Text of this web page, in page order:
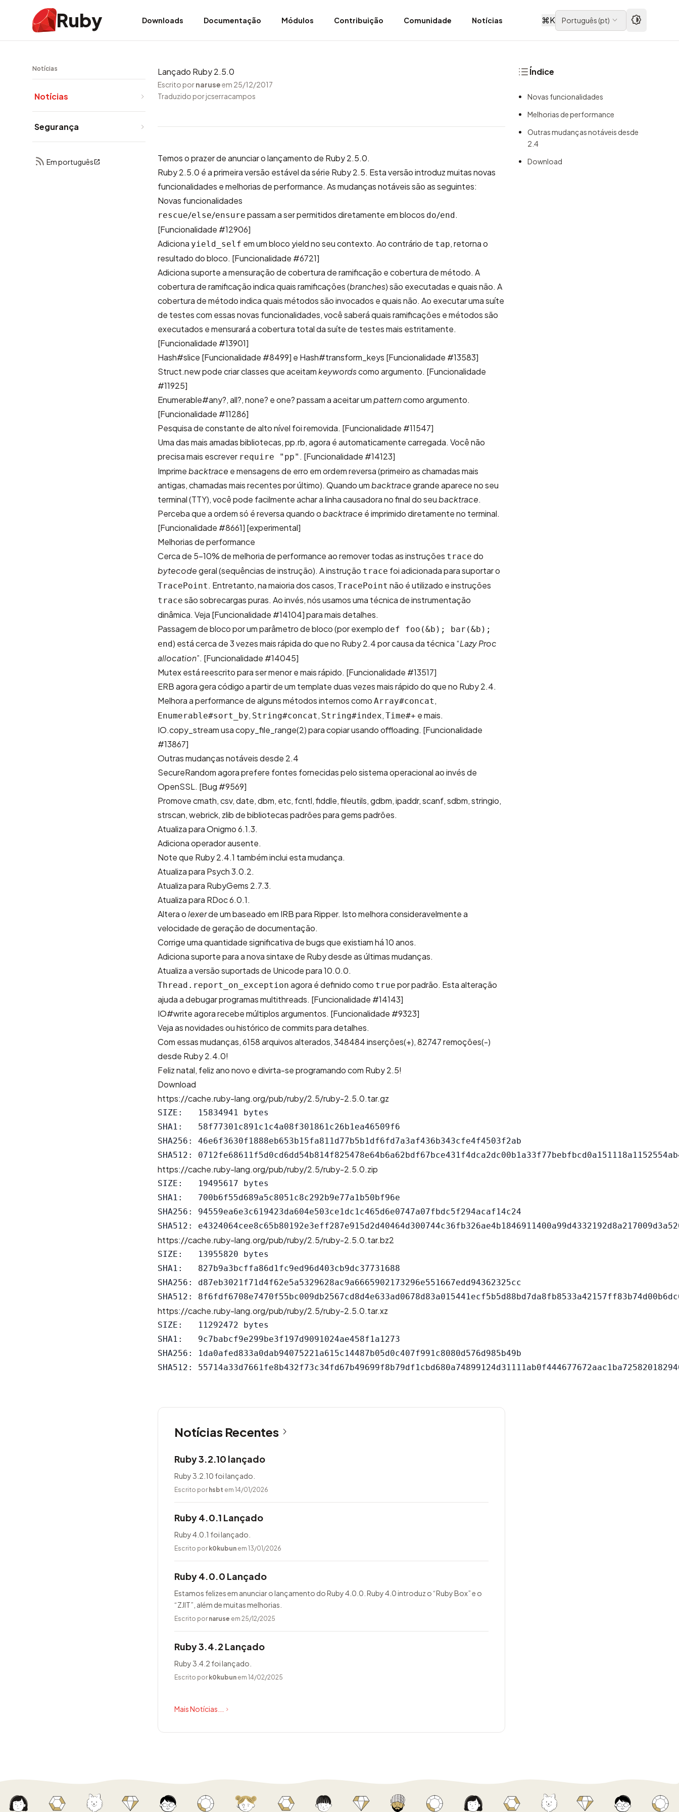
Ruby Downloads Documentação Módulos Contribuição Comunidade Notícias ⌘K Português(pt)
Notícias
Notícias
Segurança
Em português
Lançado Ruby 2.5.0
Escrito pornaruseem 25/12/2017
Traduzido por jcserracampos
Temos o prazer de anunciar o lançamento de Ruby 2.5.0.
Ruby 2.5.0 é a primeira versão estável da série Ruby 2.5. Esta versão introduz muitas novas
funcionalidades e melhorias de performance. As mudanças notáveis são as seguintes:
Novas funcionalidades
rescue/else/ensure passam a ser permitidos diretamente em blocos do/end.
[Funcionalidade #12906]
Adiciona yield_self em um bloco yield no seu contexto. Ao contrário de tap, retorna o
resultado do bloco. [Funcionalidade #6721]
Adiciona suporte a mensuração de cobertura de ramificação e cobertura de método. A
cobertura de ramificação indica quais ramificações (branches) são executadas e quais não. A
cobertura de método indica quais métodos são invocados e quais não. Ao executar uma suíte
de testes com essas novas funcionalidades, você saberá quais ramificações e métodos são
executados e mensurará a cobertura total da suíte de testes mais estritamente.
[Funcionalidade #13901]
Hash#slice [Funcionalidade #8499] e Hash#transform_keys [Funcionalidade #13583]
Struct.new pode criar classes que aceitamkeywordscomo argumento. [Funcionalidade
#11925]
Enumerable#any?, all?, none? e one? passam a aceitar umpatterncomo argumento.
[Funcionalidade #11286]
Pesquisa de constante de alto nível foi removida. [Funcionalidade #11547]
Uma das mais amadas bibliotecas, pp.rb, agora é automaticamente carregada. Você não
precisa mais escrever require "pp" . [Funcionalidade #14123]
Imprimebacktrace e mensagens de erro em ordem reversa (primeiro as chamadas mais
antigas, chamadas mais recentes por último). Quando umbacktracegrande aparece no seu
terminal (TTY), você pode facilmente achar a linha causadora no final do seubacktrace.
Perceba que a ordem só é reversa quando obacktrace é imprimido diretamente no terminal.
[Funcionalidade #8661] [experimental]
Melhorias de performance
Cerca de 5-10% de melhoria de performance ao remover todas as instruções trace do
bytecodegeral (sequências de instrução). A instrução trace foi adicionada para suportar o
TracePoint . Entretanto, na maioria dos casos, TracePoint não é utilizado e instruções
trace são sobrecargas puras. Ao invés, nós usamos uma técnica de instrumentação
dinâmica. Veja [Funcionalidade #14104]para mais detalhes.
Passagem de bloco por um parâmetro de bloco (por exemplo def foo(&b); bar(&b);
end) está cerca de 3 vezes mais rápida do que no Ruby 2.4 por causa da técnica “Lazy Proc
allocation”. [Funcionalidade #14045]
Mutex está reescrito para ser menor e mais rápido. [Funcionalidade #13517]
ERB agora gera código a partir de um template duas vezes mais rápido do que no Ruby 2.4.
Melhora a performance de alguns métodos internos como Array#concat ,
Enumerable#sort_by, String#concat , String#index, Time#+ e mais.
IO.copy_stream usa copy_file_range(2) para copiar usando offloading. [Funcionalidade
#13867]
Outras mudanças notáveis desde 2.4
SecureRandom agora prefere fontes fornecidas pelo sistema operacional ao invés de
OpenSSL. [Bug #9569]
Promove cmath, csv, date, dbm, etc, fcntl, fiddle, fileutils, gdbm, ipaddr, scanf, sdbm, stringio,
strscan, webrick, zlib de bibliotecas padrões para gems padrões.
Atualiza paraOnigmo6.1.3.
Adicionaoperador ausente.
Note que Ruby 2.4.1 também inclui esta mudança.
Atualiza para Psych 3.0.2.
Atualiza para RubyGems 2.7.3.
Atualiza para RDoc 6.0.1.
Altera olexerde um baseado em IRB para Ripper. Isto melhora consideravelmente a
velocidade de geração de documentação.
Corrige uma quantidade significativa de bugs que existiam há 10 anos.
Adiciona suporte para a nova sintaxe de Ruby desde as últimas mudanças.
Atualiza a versão suportads de Unicode para 10.0.0.
Thread.report_on_exception agora é definido como true por padrão. Esta alteração
ajuda a debugar programas multithreads. [Funcionalidade #14143]
IO#write agora recebe múltiplos argumentos. [Funcionalidade #9323]
Veja asnovidadesouhistórico de commitspara detalhes.
Com essas mudanças,6158 arquivos alterados, 348484 inserções(+), 82747 remoções(-)
desde Ruby 2.4.0!
Feliz natal, feliz ano novo e divirta-se programando com Ruby 2.5!
Download
https://cache.ruby-lang.org/pub/ruby/2.5/ruby-2.5.0.tar.gz
SIZE:   15834941 bytes
SHA1:   58f77301c891c1c4a08f301861c26b1ea46509f6
SHA256: 46e6f3630f1888eb653b15fa811d77b5b1df6fd7a3af436b343cfe4f4503f2ab
https://cache.ruby-lang.org/pub/ruby/2.5/ruby-2.5.0.zip
SIZE:   19495617 bytes
SHA1:   700b6f55d689a5c8051c8c292b9e77a1b50bf96e
SHA256: 94559ea6e3c619423da604e503ce1dc1c465d6e0747a07fbdc5f294acaf14c24
https://cache.ruby-lang.org/pub/ruby/2.5/ruby-2.5.0.tar.bz2
SIZE:   13955820 bytes
SHA1:   827b9a3bcffa86d1fc9ed96d403cb9dc37731688
SHA256: d87eb3021f71d4f62e5a5329628ac9a6665902173296e551667edd94362325cc
https://cache.ruby-lang.org/pub/ruby/2.5/ruby-2.5.0.tar.xz
SIZE:   11292472 bytes
SHA1:   9c7babcf9e299be3f197d9091024ae458f1a1273
SHA256: 1da0afed833a0dab94075221a615c14487b05d0c407f991c8080d576d985b49b
Notícias Recentes
Ruby 3.2.10 lançado
Ruby 3.2.10 foi lançado.
Escrito por hsbt em 14/01/2026
Ruby 4.0.1 Lançado
Ruby 4.0.1 foi lançado.
Escrito por k0kubun em 13/01/2026
Ruby 4.0.0 Lançado
Estamos felizes em anunciar o lançamento do Ruby 4.0.0. Ruby 4.0 introduz o “Ruby Box” e o
“ZJIT”, além de muitas melhorias.
Escrito por naruse em 25/12/2025
Ruby 3.4.2 Lançado
Ruby 3.4.2 foi lançado.
Escrito por k0kubun em 14/02/2025
Mais Notícias...
Índice
Novas funcionalidades
Melhorias de performance
Outras mudanças notáveis desde
2.4
Download